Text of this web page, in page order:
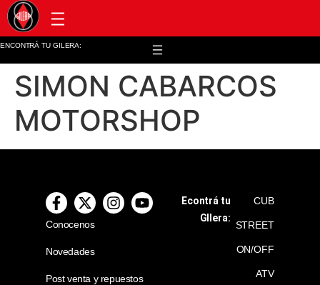
ENCONTRÁ TU GILERA:
SIMON CABARCOS
MOTORSHOP
Conocenos
Novedades
Post venta y repuestos
Econtrá tu
GIlera:
CUB
STREET
ON/OFF
ATV